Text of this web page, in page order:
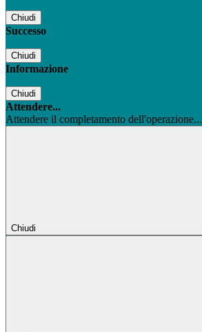
Chiudi
Successo
Chiudi
Informazione
Chiudi
Attendere...
Attendere il completamento dell'operazione...
Chiudi